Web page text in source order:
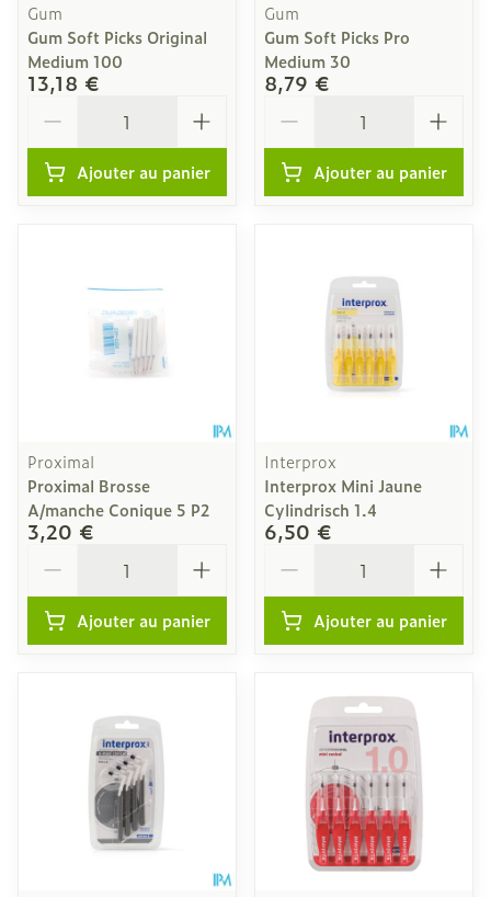
Gum
Gum Soft Picks Original
Medium 100
13,18 €
Ajouter au panier
Gum
Gum Soft Picks Pro
Medium 30
8,79 €
Ajouter au panier
Proximal
Proximal Brosse
A/manche Conique 5 P2
3,20 €
Ajouter au panier
Interprox
Interprox Mini Jaune
Cylindrisch 1.4
6,50 €
Ajouter au panier